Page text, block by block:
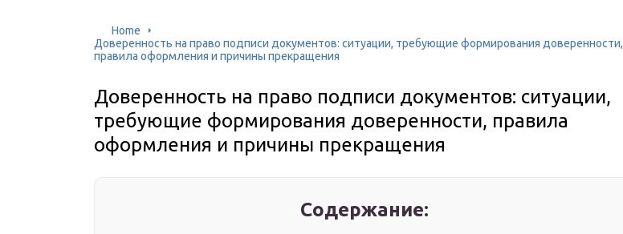
Home
Доверенность на право подписи документов: ситуации, требующие формирования доверенности,
правила оформления и причины прекращения
Доверенность на право подписи документов: ситуации,
требующие формирования доверенности, правила
оформления и причины прекращения
Содержание: